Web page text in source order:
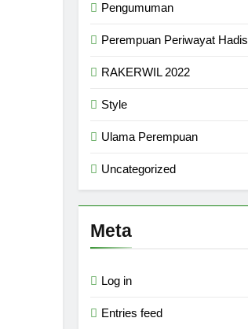
Pengumuman
Perempuan Periwayat Hadis
RAKERWIL 2022
Style
Ulama Perempuan
Uncategorized
Meta
Log in
Entries feed